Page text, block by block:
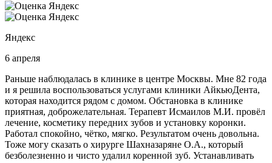
Яндекс
6 апреля
Раньше наблюдалась в клинике в центре Москвы. Мне 82 года
и я решила воспользоваться услугами клиники АйкьюДента,
которая находится рядом с домом. Обстановка в клинике
приятная, доброжелательная. Терапевт Исмаилов М.И. провёл
лечение, косметику передних зубов и установку коронки.
Работал спокойно, чётко, мягко. Результатом очень довольна.
Тоже могу сказать о хирурге Шахназаряне О.А., который
безболезненно и чисто удалил коренной зуб. Устанавливать